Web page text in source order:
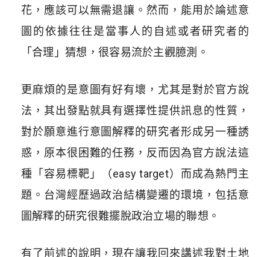
花，應該可以無需退讓。然而，能用於論述意
圖的依據往往是當事人的自述或者研究者的
「合理」猜想，很容易流於主觀臆測。
更麻煩的是意圖有好有壞，尤其是對於官方說
法，其出發點就具有選擇性提供訊息的性質，
對於願意進行意圖解釋的研究者形成另一種誘
惑，原本很困難的任務，反而因為官方說法這
種「容易標靶」（easy target）而成為熱門主
題。台灣經歷過政治結構變遷的環境，包括意
圖解釋的研究很難擺脫政治立場的聯想。
有了前述的說明，現在讓我回來講述我對土地